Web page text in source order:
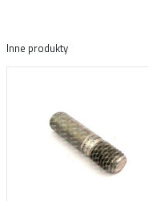
Inne produkty